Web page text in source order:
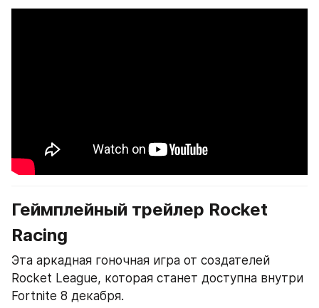
Геймплейный трейлер Rocket
Racing
Эта аркадная гоночная игра от создателей
Rocket League, которая станет доступна внутри
Fortnite 8 декабря.